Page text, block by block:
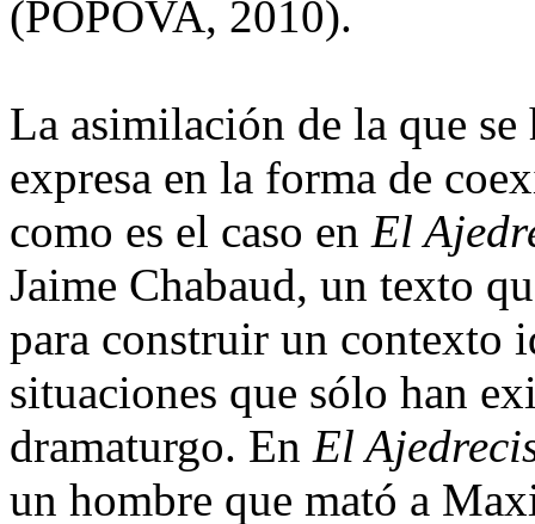
(POPOVA, 2010).
La asimilación de la que se
expresa en la forma de
como es el caso en El
Jaime Chabaud, un texto
para construir un contexto
situaciones que sólo han
dramaturgo. En El
un hombre que mató a